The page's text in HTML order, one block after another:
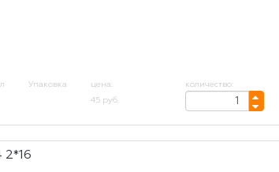
Упаковка
цена:
45 руб.
количество: